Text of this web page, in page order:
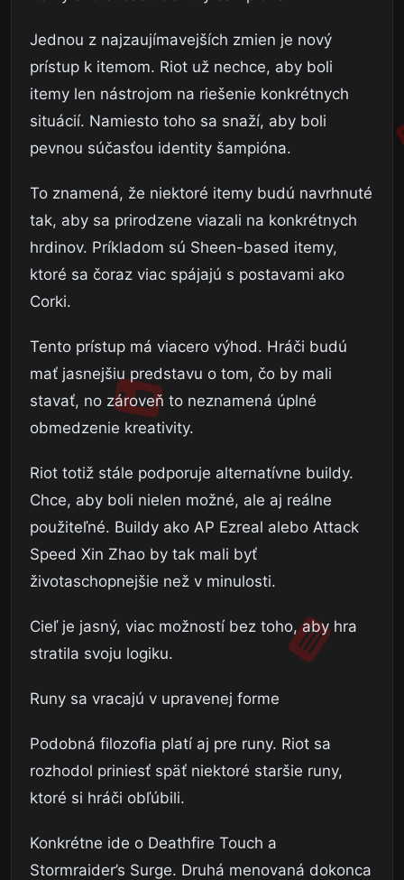
Jednou z najzaujímavejších zmien je nový
prístup k itemom. Riot už nechce, aby boli
itemy len nástrojom na riešenie konkrétnych
situácií. Namiesto toho sa snaží, aby boli
pevnou súčasťou identity šampióna.
To znamená, že niektoré itemy budú navrhnuté
tak, aby sa prirodzene viazali na konkrétnych
hrdinov. Príkladom sú Sheen-based itemy,
ktoré sa čoraz viac spájajú s postavami ako
Corki.
Tento prístup má viacero výhod. Hráči budú
mať jasnejšiu predstavu o tom, čo by mali
stavať, no zároveň to neznamená úplné
obmedzenie kreativity.
Riot totiž stále podporuje alternatívne buildy.
Chce, aby boli nielen možné, ale aj reálne
použiteľné. Buildy ako AP Ezreal alebo Attack
Speed Xin Zhao by tak mali byť
životaschopnejšie než v minulosti.
Cieľ je jasný, viac možností bez toho, aby hra
stratila svoju logiku.
Runy sa vracajú v upravenej forme
Podobná filozofia platí aj pre runy. Riot sa
rozhodol priniesť späť niektoré staršie runy,
ktoré si hráči obľúbili.
Konkrétne ide o Deathfire Touch a
Stormraider’s Surge. Druhá menovaná dokonca